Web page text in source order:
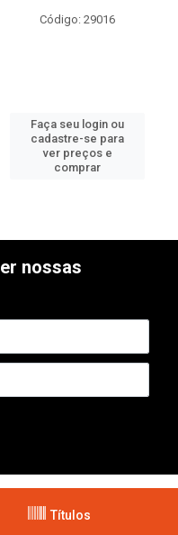
Código: 29016
Faça seu login ou
cadastre-se para
ver preços e
comprar
nossas
Títulos